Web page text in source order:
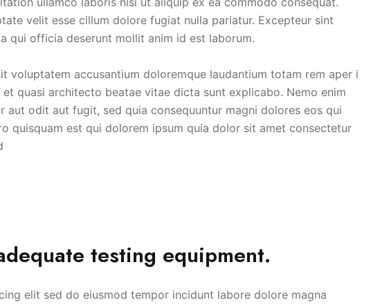
velit esse cillum dolore fugiat nulla pariatur. Excepteur sint
qui officia deserunt mollit anim id est laborum.
voluptatem accusantium doloremque laudantium totam rem aper i
quasi architecto beatae vitae dicta sunt explicabo. Nemo enim
aut odit aut fugit, sed quia consequuntur magni dolores eos qui
quisquam est qui dolorem ipsum quia dolor sit amet consectetur
testing equipment.
elit sed do eiusmod tempor incidunt labore dolore magna